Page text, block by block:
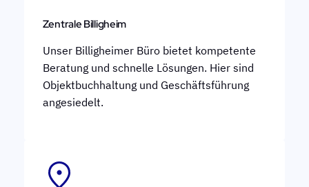
Zentrale Billigheim
Unser Billigheimer Büro bietet kompetente
Beratung und schnelle Lösungen. Hier sind
Objektbuchhaltung und Geschäftsführung
angesiedelt.